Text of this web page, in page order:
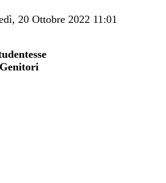
20 Ottobre 2022 11:01